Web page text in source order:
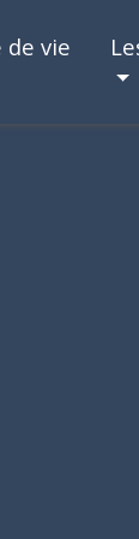
de vie